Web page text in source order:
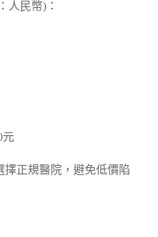
人民幣)：
元
擇正規醫院，避免低價陷